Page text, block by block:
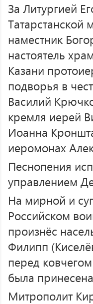
За Литургией
наместник
настоятель
Казани
подворья в
Василий
кремля иерей
Иоанна
иеромонах
Песнопения
управлением
На мирной и
Российском
произнёс
Филипп
перед
была
Митрополит